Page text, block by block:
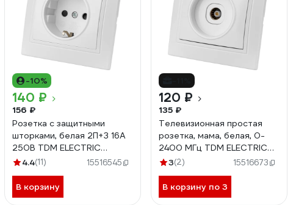
-10%
140 ₽
156 ₽
Розетка с защитными
шторками, белая 2П+З 16А
250В TDM ELECTRIC
Таймыр SQ1814-0016
4.4(11) 15516545
В корзину
120 ₽
135 ₽
Телевизионная простая
розетка, мама, белая, 0-
2400 МГц TDM ELECTRIC
Таймыр SQ1814-0022
3(2) 15516673
В корзину по 3